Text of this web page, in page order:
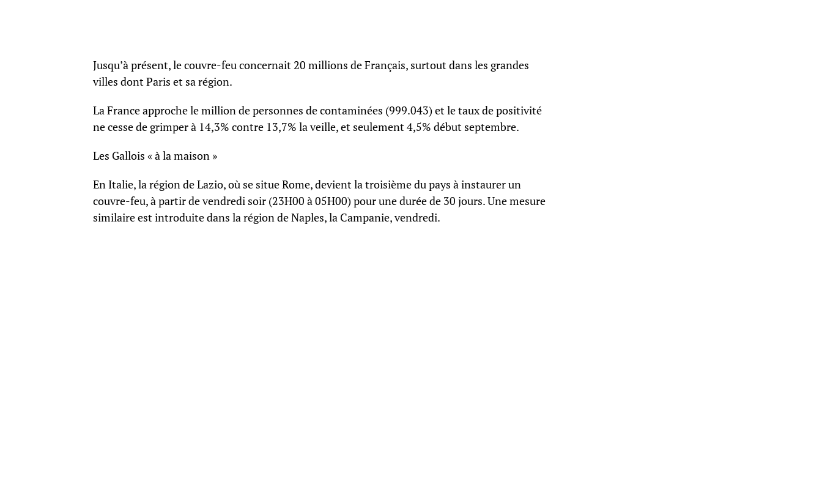
Jusqu’à présent, le couvre-feu concernait 20 millions de Français, surtout dans les grandes
villes dont Paris et sa région.
La France approche le million de personnes de contaminées (999.043) et le taux de positivité
ne cesse de grimper à 14,3% contre 13,7% la veille, et seulement 4,5% début septembre.
Les Gallois « à la maison »
En Italie, la région de Lazio, où se situe Rome, devient la troisième du pays à instaurer un
couvre-feu, à partir de vendredi soir (23H00 à 05H00) pour une durée de 30 jours. Une mesure
similaire est introduite dans la région de Naples, la Campanie, vendredi.